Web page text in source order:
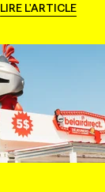
LIRE L'ARTICLE